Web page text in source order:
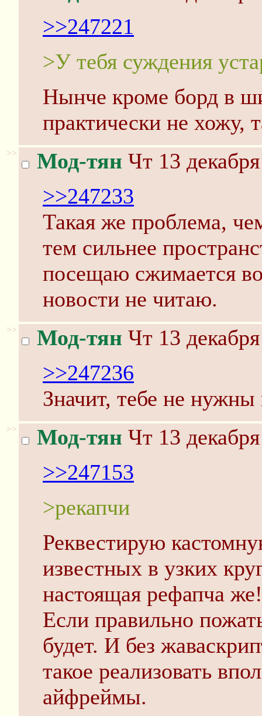
>>247221
>У тебя суждения
Нынче кроме борд в
практически не хожу,
>> Мод-тян Чт 13
>>247233
Такая же проблема,
тем сильнее
посещаю сжимается
новости не читаю.
>> Мод-тян Чт 13
>>247236
Значит, тебе не нужны
>> Мод-тян Чт 13
>>247153
>рекапчи
Реквестирую
известных в узких
настоящая рефапча же!
Если правильно
будет. И без
такое реализовать
айфреймы.